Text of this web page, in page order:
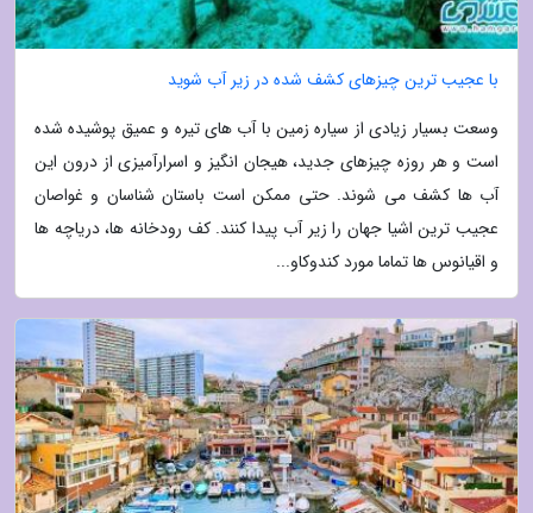
با عجیب ترین چیزهای کشف شده در زیر آب شوید
وسعت بسیار زیادی از سیاره زمین با آب های تیره و عمیق پوشیده شده
است و هر روزه چیزهای جدید، هیجان انگیز و اسرارآمیزی از درون این
آب ها کشف می شوند. حتی ممکن است باستان شناسان و غواصان
عجیب ترین اشیا جهان را زیر آب پیدا کنند. کف رودخانه ها، دریاچه ها
و اقیانوس ها تماما مورد کندوکاو...